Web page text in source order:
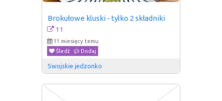
Brokułowe kluski - tylko 2 składniki
11
11 miesięcy temu
Śledź
Dodaj
Swojskie jedzonko